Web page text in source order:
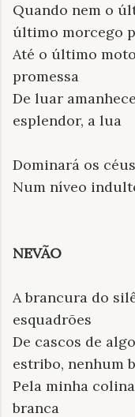
Quando nem o
último morcego
Até o último
promessa
De luar
esplendor, a lua
Dominará os
Num níveo
NEVÃO
A brancura do
esquadrões
De cascos de
estribo, nenhum
Pela minha
branca